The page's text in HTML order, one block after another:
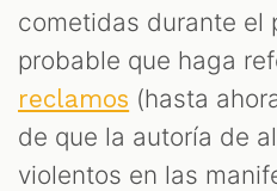
cometidas durante el
probable que haga
reclamos (hasta
de que la autoría de
violentos en las